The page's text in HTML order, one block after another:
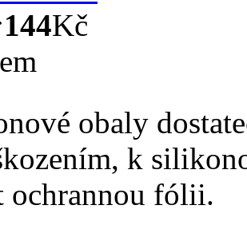
144Kč
obaly
k
ochrannou fólii.